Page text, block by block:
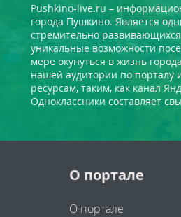
Pushkino-live.ru –
города Пушкино. Является
стремительно
уникальные возможности
мере окунуться в жизнь
нашей аудитории по порталу
ресурсам, таким, как канал
Одноклассники составляет
О портале
О портале